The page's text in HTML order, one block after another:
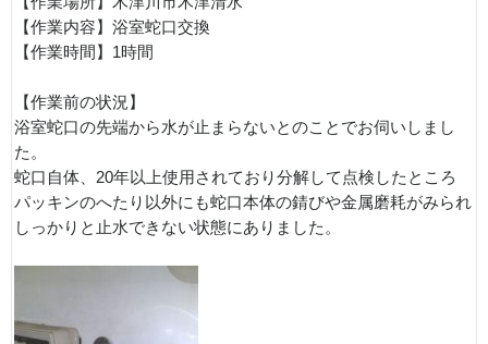
【作業内容】浴室蛇口交換
【作業時間】1時間
【作業前の状況】
浴室蛇口の先端から水が止まらないとのことでお伺いしまし
た。
蛇口自体、20年以上使用されており分解して点検したところ
パッキンのへたり以外にも蛇口本体の錆びや金属磨耗がみられ
しっかりと止水できない状態にありました。